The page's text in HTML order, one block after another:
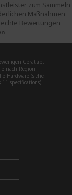
zum Sammeln
Maßnahmen
Bewertungen
Gerät ab.
nach Region
Hardware (siehe
specifications).